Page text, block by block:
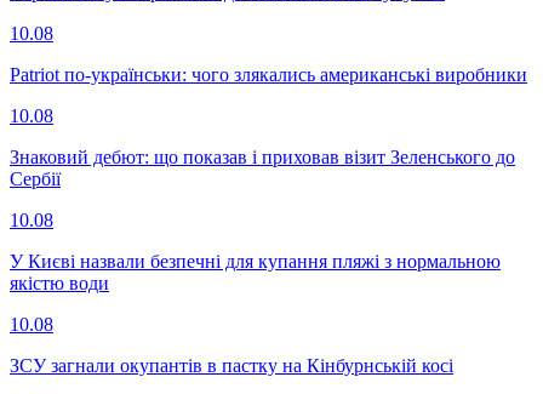
10.08
Patriot по-українськи: чого злякались американські виробники
10.08
Знаковий дебют: що показав і приховав візит Зеленського до
Сербії
10.08
У Києві назвали безпечні для купання пляжі з нормальною
якістю води
10.08
ЗСУ загнали окупантів в пастку на Кінбурнській косі